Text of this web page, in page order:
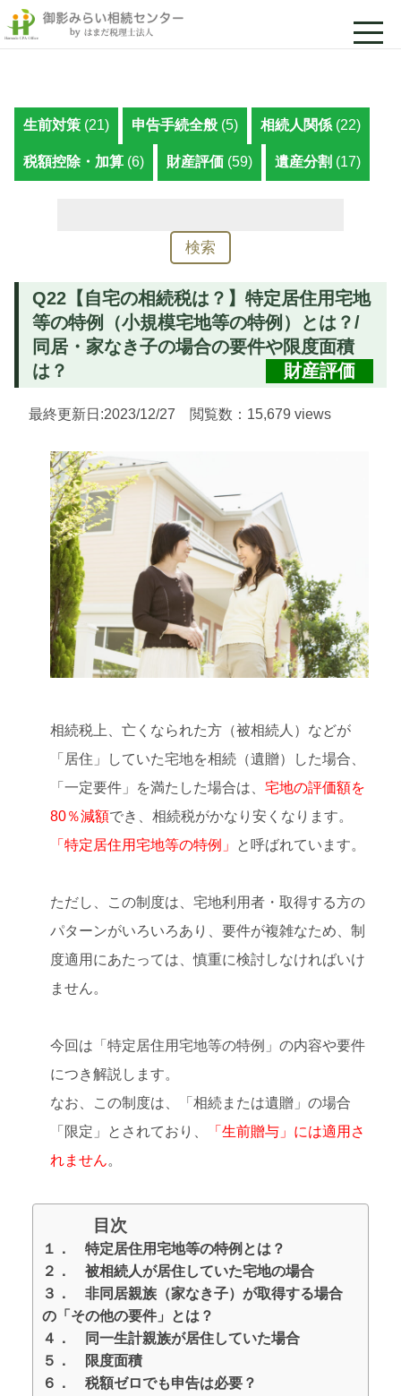
生前対策 (21) 申告手続全般 (5) 相続人関係 (22)
税額控除・加算 (6) 財産評価 (59) 遺産分割 (17)
Q22【自宅の相続税は？】特定居住用宅地
等の特例（小規模宅地等の特例）とは？/
同居・家なき子の場合の要件や限度面積
は？
財産評価
最終更新日:2023/12/27 閲覧数：15,679 views
相続税上、亡くなられた方（被相続人）などが
「居住」していた宅地を相続（遺贈）した場合、
「一定要件」を満たした場合は、 宅地の評価額を
80％減額でき、相続税がかなり安くなります。
「特定居住用宅地等の特例」
と呼ばれています。
ただし、この制度は、宅地利用者・取得する方の
パターンがいろいろあり、要件が複雑なため、制
度適用にあたっては、慎重に検討しなければいけ
ません。
今回は「特定居住用宅地等の特例」の内容や要件
につき解説します。
なお、この制度は、「相続または遺贈」の場合
「限定」とされており、
「生前贈与」には適用さ
れません。
目次
１． 特定居住用宅地等の特例とは？
２． 被相続人が居住していた宅地の場合
３． 非同居親族（家なき子）が取得する場合
の「その他の要件」とは？
４． 同一生計親族が居住していた場合
５． 限度面積
６． 税額ゼロでも申告は必要？